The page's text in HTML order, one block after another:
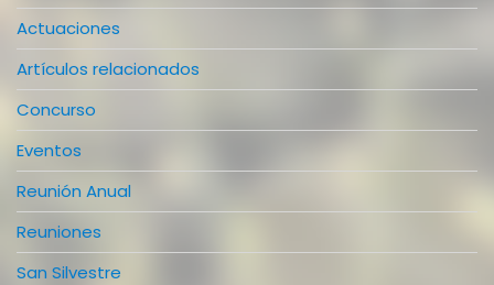
Actuaciones
Artículos relacionados
Concurso
Eventos
Reunión Anual
Reuniones
San Silvestre